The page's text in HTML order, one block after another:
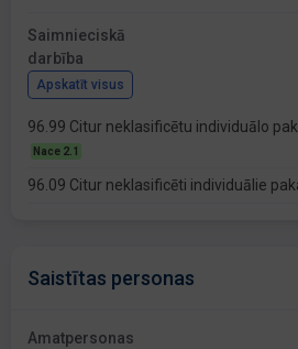
Saimnieciskā
darbība
Apskatīt visus
96.99 Citur neklasificētu individuālo
Nace 2.1
96.09 Citur neklasificēti individuālie
Saistītas personas
Amatpersonas